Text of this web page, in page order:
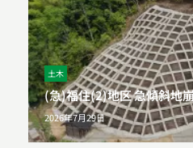
土木
(急)福住(2)地区 急傾斜地
2026年7月29日